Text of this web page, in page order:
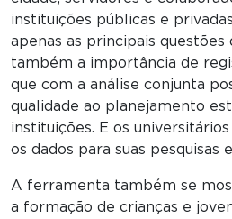
instituições públicas e
apenas as principais questões
também a importância de
que com a análise conjunta
qualidade ao planejamento
instituições. E os
os dados para suas pesquisas
A ferramenta também se
a formação de crianças e